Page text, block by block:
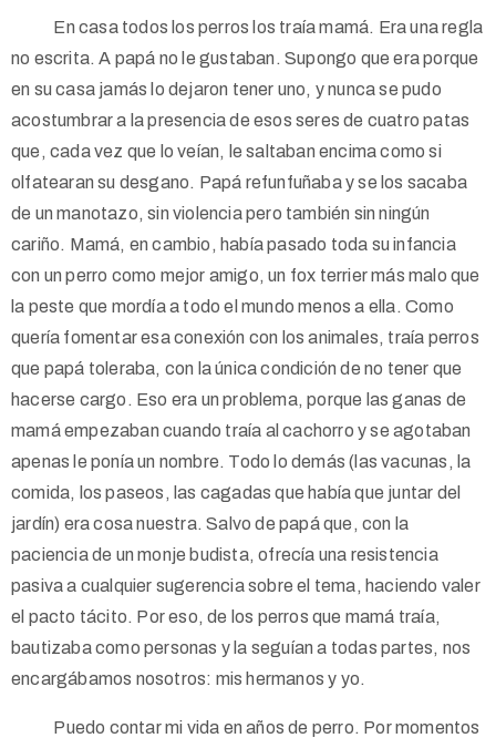
En casa todos los perros los traía mamá. Era una regla
no escrita. A papá no le gustaban. Supongo que era porque
en su casa jamás lo dejaron tener uno, y nunca se pudo
acostumbrar a la presencia de esos seres de cuatro patas
que, cada vez que lo veían, le saltaban encima como si
olfatearan su desgano. Papá refunfuñaba y se los sacaba
de un manotazo, sin violencia pero también sin ningún
cariño. Mamá, en cambio, había pasado toda su infancia
con un perro como mejor amigo, un fox terrier más malo que
la peste que mordía a todo el mundo menos a ella. Como
quería fomentar esa conexión con los animales, traía perros
que papá toleraba, con la única condición de no tener que
hacerse cargo. Eso era un problema, porque las ganas de
mamá empezaban cuando traía al cachorro y se agotaban
apenas le ponía un nombre. Todo lo demás (las vacunas, la
comida, los paseos, las cagadas que había que juntar del
jardín) era cosa nuestra. Salvo de papá que, con la
paciencia de un monje budista, ofrecía una resistencia
pasiva a cualquier sugerencia sobre el tema, haciendo valer
el pacto tácito. Por eso, de los perros que mamá traía,
bautizaba como personas y la seguían a todas partes, nos
encargábamos nosotros: mis hermanos y yo.
Puedo contar mi vida en años de perro. Por momentos